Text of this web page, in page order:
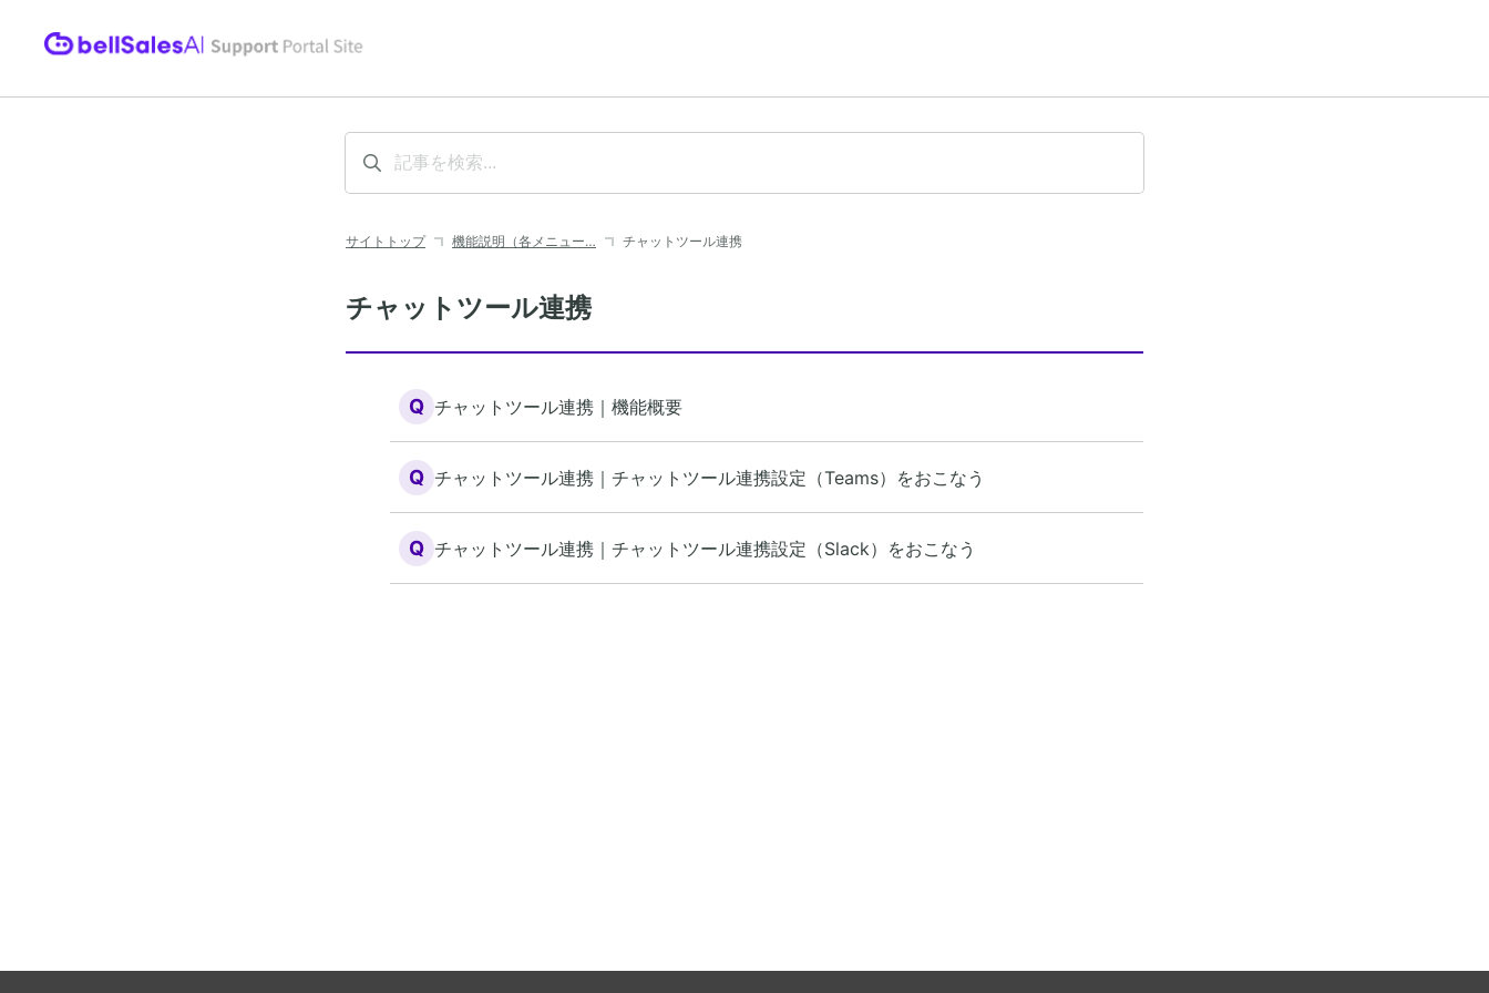
サイトトップ 機能説明（各メニュー… チャットツール連携
チャットツール連携
Q チャットツール連携｜機能概要
Q チャットツール連携｜チャットツール連携設定（Teams）をおこなう
Q チャットツール連携｜チャットツール連携設定（Slack）をおこなう